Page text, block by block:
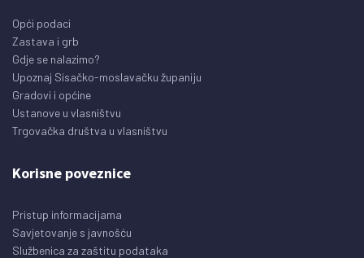
Opći podaci
Zastava i grb
Gdje se nalazimo?
Upoznaj Sisačko-moslavačku županiju
Gradovi i općine
Ustanove u vlasništvu
Trgovačka društva u vlasništvu
Korisne poveznice
Pristup informacijama
Savjetovanje s javnošću
Službenica za zaštitu podataka